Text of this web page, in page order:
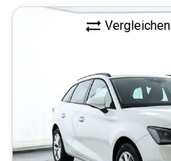
Vergleichen